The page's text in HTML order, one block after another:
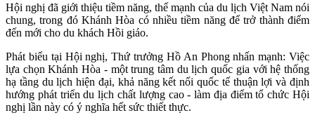
Hội nghị đã giới thiệu tiềm năng, thế mạnh của du lịch Việt Nam nói
chung, trong đó Khánh Hòa có nhiều tiềm năng để trở thành điểm
đến mới cho du khách Hồi giáo.
Phát biểu tại Hội nghị, Thứ trưởng Hồ An Phong nhấn mạnh: Việc
lựa chọn Khánh Hòa - một trung tâm du lịch quốc gia với hệ thống
hạ tầng du lịch hiện đại, khả năng kết nối quốc tế thuận lợi và định
hướng phát triển du lịch chất lượng cao - làm địa điểm tổ chức Hội
nghị lần này có ý nghĩa hết sức thiết thực.